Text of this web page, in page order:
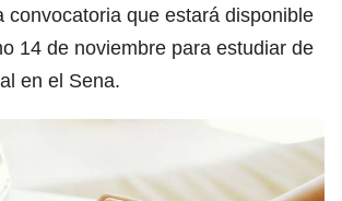
convocatoria que estará disponible
14 de noviembre para estudiar de
en el Sena.